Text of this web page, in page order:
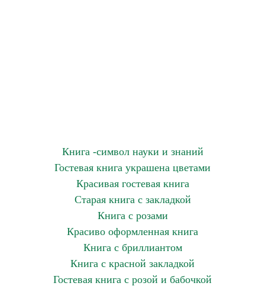
Книга -символ науки и знаний
Гостевая книга украшена цветами
Красивая гостевая книга
Старая книга с закладкой
Книга с розами
Красиво оформленная книга
Книга с бриллиантом
Книга с красной закладкой
Гостевая книга с розой и бабочкой